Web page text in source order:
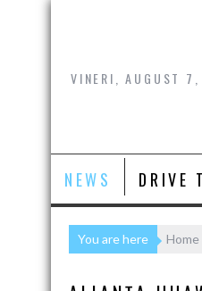
Skip
VINERI, AUGUST
NEWS DRIVE
You are here Home